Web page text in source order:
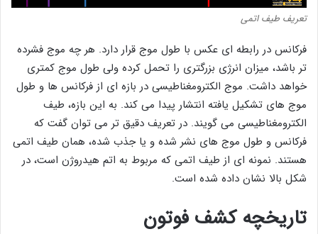
تعریف طیف اتمی
فرکانس در رابطه ای عکس با طول موج قرار دارد. هر چه موج فشرده
تر باشد، میزان انرژی بزرگتری را تحمل کرده ولی طول موج کمتری
خواهد داشت. موج الکترومغناطیسی در بازه ای از فرکانس ها و طول
موج های تشکیل یافته انتشار پیدا می کند. به این بازه، طیف
الکترومغناطیسی می گویند. در تعریف دقیق تر می توان گفت که
فرکانس و طول موج های نشر شده و یا جذب شده، همان طیف اتمی
هستند. نمونه ای از طیف اتمی که مربوط به اتم هیدروژن است، در
شکل بالا نشان داده شده است.
تاریخچه کشف فوتون